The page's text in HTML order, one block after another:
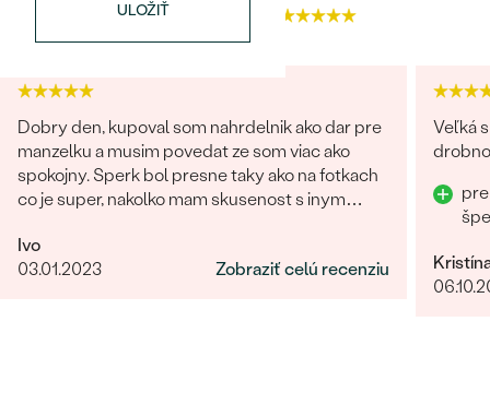
ULOŽIŤ
4.9
Dobry den, kupoval som nahrdelnik ako dar pre
manzelku a musim povedat ze som viac ako
spokojny. Sperk bol presne taky ako na fotkach
co je super, nakolko mam skusenost s inym
giganticky a prisla "miniatura". V tomto obchode
fotka presne velkostne sedi s realitou (foto na
Ivo
03.01.2023
Zobraziť celú recenziu
Veľká